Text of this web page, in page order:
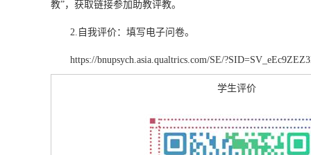
教”，获取链接参加助教评教。
2.自我评价：填写电子问卷。
https://bnupsych.asia.qualtrics.com/SE/
学生评价